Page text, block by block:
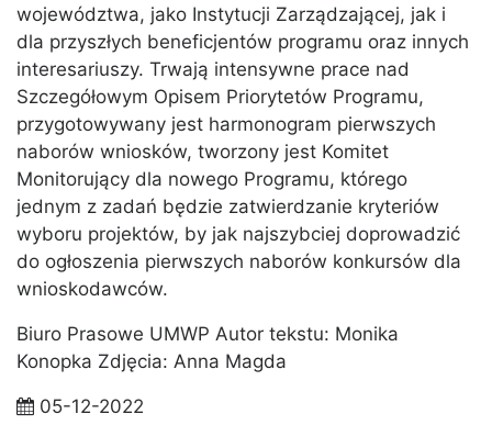
województwa, jako Instytucji Zarządzającej, jak i
dla przyszłych beneficjentów programu oraz innych
interesariuszy. Trwają intensywne prace nad
Szczegółowym Opisem Priorytetów Programu,
przygotowywany jest harmonogram pierwszych
naborów wniosków, tworzony jest Komitet
Monitorujący dla nowego Programu, którego
jednym z zadań będzie zatwierdzanie kryteriów
wyboru projektów, by jak najszybciej doprowadzić
do ogłoszenia pierwszych naborów konkursów dla
wnioskodawców.
Biuro Prasowe UMWP Autor tekstu: Monika
Konopka Zdjęcia: Anna Magda
05-12-2022